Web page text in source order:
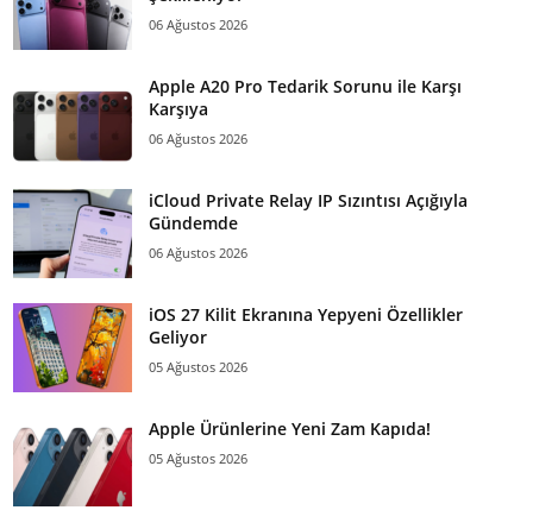
06 Ağustos 2026
Apple A20 Pro Tedarik Sorunu ile Karşı
Karşıya
06 Ağustos 2026
iCloud Private Relay IP Sızıntısı Açığıyla
Gündemde
06 Ağustos 2026
iOS 27 Kilit Ekranına Yepyeni Özellikler
Geliyor
05 Ağustos 2026
Apple Ürünlerine Yeni Zam Kapıda!
05 Ağustos 2026